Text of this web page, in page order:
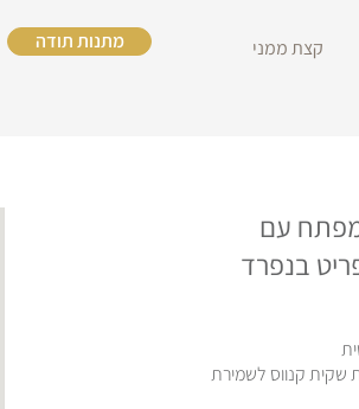
מתנות תודה
קצת ממני
עם
בנפרד
שקית קנווס לשמירת